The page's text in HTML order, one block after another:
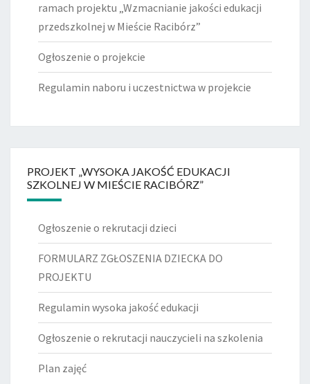
ramach projektu „Wzmacnianie jakości edukacji
przedszkolnej w Mieście Racibórz”
Ogłoszenie o projekcie
Regulamin naboru i uczestnictwa w projekcie
PROJEKT „WYSOKA JAKOŚĆ EDUKACJI
SZKOLNEJ W MIEŚCIE RACIBÓRZ”
Ogłoszenie o rekrutacji dzieci
FORMULARZ ZGŁOSZENIA DZIECKA DO
PROJEKTU
Regulamin wysoka jakość edukacji
Ogłoszenie o rekrutacji nauczycieli na szkolenia
Plan zajęć